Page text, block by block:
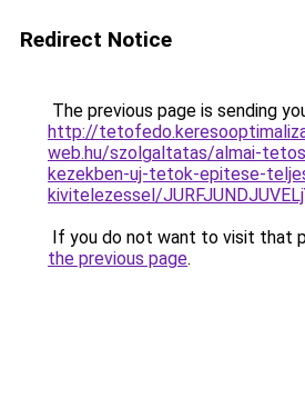
Redirect Notice
The previous page is sending
http://
web.hu/szolgaltatas/almai-
kezekben-uj-tetok-epitese-
kivitelezessel/
If you do not want to visit that
the previous page.